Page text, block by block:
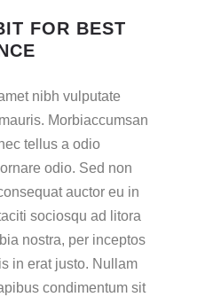
FOR BEST
nibh vulputate
Morbiaccumsan
tellus a odio
odio. Sed non
auctor eu in
sociosqu ad litora
nostra, per inceptos
in erat justo. Nullam
condimentum sit